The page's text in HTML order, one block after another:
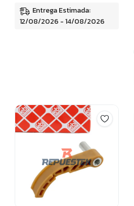
Entrega Estimada:
12/08/2026 - 14/08/2026